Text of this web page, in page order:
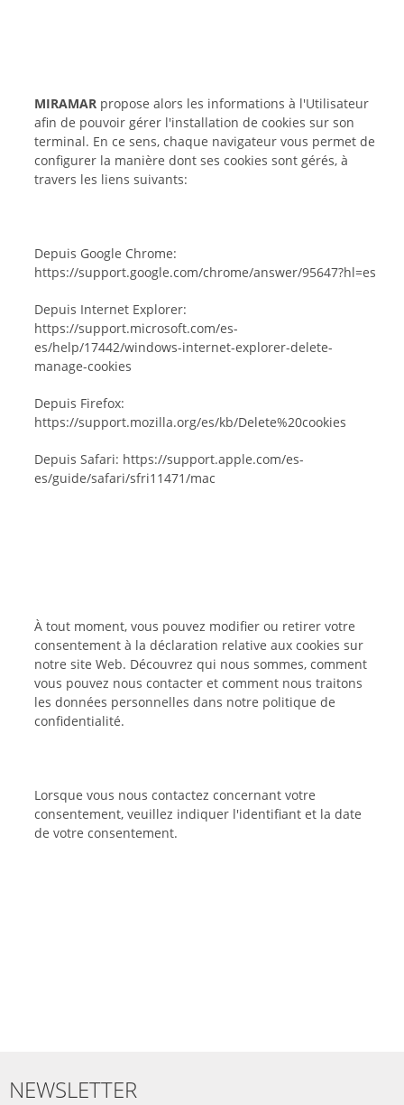
MIRAMAR propose alors les informations à l'Utilisateur
afin de pouvoir gérer l'installation de cookies sur son
terminal. En ce sens, chaque navigateur vous permet de
configurer la manière dont ses cookies sont gérés, à
travers les liens suivants:
Depuis Google Chrome:
https://support.google.com/chrome/answer/95647?hl=es
Depuis Internet Explorer:
https://support.microsoft.com/es-
es/help/17442/windows-internet-explorer-delete-
manage-cookies
Depuis Firefox:
https://support.mozilla.org/es/kb/Delete%20cookies
Depuis Safari: https://support.apple.com/es-
es/guide/safari/sfri11471/mac
À tout moment, vous pouvez modifier ou retirer votre
consentement à la déclaration relative aux cookies sur
notre site Web. Découvrez qui nous sommes, comment
vous pouvez nous contacter et comment nous traitons
les données personnelles dans notre politique de
confidentialité.
Lorsque vous nous contactez concernant votre
consentement, veuillez indiquer l'identifiant et la date
de votre consentement.
NEWSLETTER